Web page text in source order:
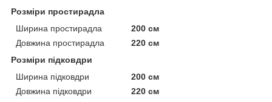
Розміри простирадла
Ширина простирадла
200 см
Довжина простирадла
220 см
Розміри підковдри
Ширина підковдри
200 см
Довжина підковдри
220 см